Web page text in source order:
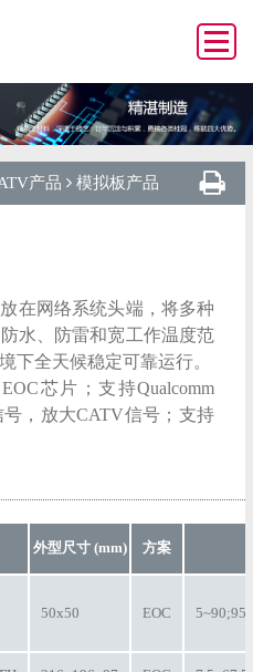
产品 模拟板产品
在网络系统头端，将多种
水、防雷和宽工作温度范
下全天候稳定可靠运行。
芯片；支持Qualcomm
，放大CATV信号；支持
外型尺寸 (mm) 方案
50x50 EOC